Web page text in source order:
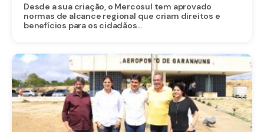
Desde a sua criação, o Mercosul tem aprovado
normas de alcance regional que criam direitos e
benefícios para os cidadãos...